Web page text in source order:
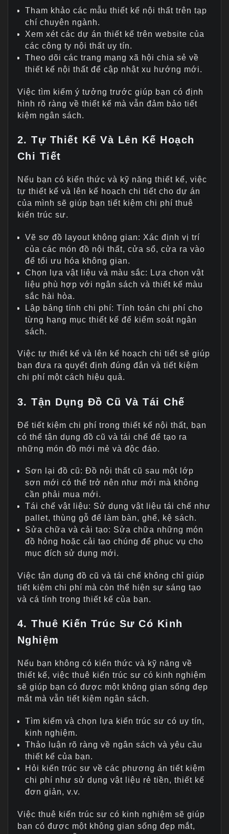
Tham khảo các mẫu thiết kế nội thất trên tạp
chí chuyên ngành.
Xem xét các dự án thiết kế trên website của
các công ty nội thất uy tín.
Theo dõi các trang mạng xã hội chia sẻ về
thiết kế nội thất để cập nhật xu hướng mới.
Việc tìm kiếm ý tưởng trước giúp bạn có định
hình rõ ràng về thiết kế mà vẫn đảm bảo tiết
kiệm ngân sách.
2. Tự Thiết Kế Và Lên Kế Hoạch
Chi Tiết
Nếu bạn có kiến thức và kỹ năng thiết kế, việc
tự thiết kế và lên kế hoạch chi tiết cho dự án
của mình sẽ giúp bạn tiết kiệm chi phí thuê
kiến trúc sư.
Vẽ sơ đồ layout không gian: Xác định vị trí
của các món đồ nội thất, cửa sổ, cửa ra vào
để tối ưu hóa không gian.
Chọn lựa vật liệu và màu sắc: Lựa chọn vật
liệu phù hợp với ngân sách và thiết kế màu
sắc hài hòa.
Lập bảng tính chi phí: Tính toán chi phí cho
từng hạng mục thiết kế để kiểm soát ngân
sách.
Việc tự thiết kế và lên kế hoạch chi tiết sẽ giúp
bạn đưa ra quyết định đúng đắn và tiết kiệm
chi phí một cách hiệu quả.
3. Tận Dụng Đồ Cũ Và Tái Chế
Để tiết kiệm chi phí trong thiết kế nội thất, bạn
có thể tận dụng đồ cũ và tái chế để tạo ra
những món đồ mới mẻ và độc đáo.
Sơn lại đồ cũ: Đồ nội thất cũ sau một lớp
sơn mới có thể trở nên như mới mà không
cần phải mua mới.
Tái chế vật liệu: Sử dụng vật liệu tái chế như
pallet, thùng gỗ để làm bàn, ghế, kệ sách.
Sửa chữa và cải tạo: Sửa chữa những món
đồ hỏng hoặc cải tạo chúng để phục vụ cho
mục đích sử dụng mới.
Việc tận dụng đồ cũ và tái chế không chỉ giúp
tiết kiệm chi phí mà còn thể hiện sự sáng tạo
và cá tính trong thiết kế của bạn.
4. Thuê Kiến Trúc Sư Có Kinh
Nghiệm
Nếu bạn không có kiến thức và kỹ năng về
thiết kế, việc thuê kiến trúc sư có kinh nghiệm
sẽ giúp bạn có được một không gian sống đẹp
mắt mà vẫn tiết kiệm ngân sách.
Tìm kiếm và chọn lựa kiến trúc sư có uy tín,
kinh nghiệm.
Thảo luận rõ ràng về ngân sách và yêu cầu
thiết kế của bạn.
Hỏi kiến trúc sư về các phương án tiết kiệm
chi phí như sử dụng vật liệu rẻ tiền, thiết kế
đơn giản, v.v.
Việc thuê kiến trúc sư có kinh nghiệm sẽ giúp
bạn có được một không gian sống đẹp mắt,